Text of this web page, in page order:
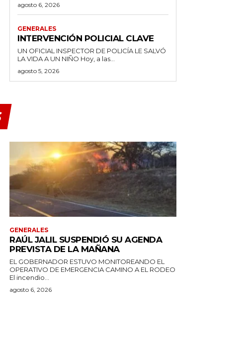
agosto 6, 2026
GENERALES
INTERVENCIÓN POLICIAL CLAVE
UN OFICIAL INSPECTOR DE POLICÍA LE SALVÓ
LA VIDA A UN NIÑO Hoy, a las...
agosto 5, 2026
GENERALES
RAÚL JALIL SUSPENDIÓ SU AGENDA
PREVISTA DE LA MAÑANA
EL GOBERNADOR ESTUVO MONITOREANDO EL
OPERATIVO DE EMERGENCIA CAMINO A EL RODEO
El incendio...
agosto 6, 2026